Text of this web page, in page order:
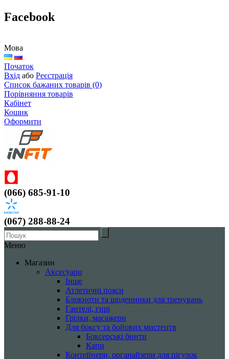
Facebook
Мова
Початок
Вхід або Реєстрація
Список бажаних товарів (0)
Порівняння товарів
Кабінет
Кошик
Оформити
(066) 685-91-10
(067) 288-88-24
Меню
Магазин
Аксесуари
Інше
Атлетичні пояси
Блокноти та щоденники для тренувань
Гантелі, гирі
Грілки, масажери
Для боксу та бойових мистецтв
Боксерські бинти
Капи
Контейнери, органайзери для пігулок